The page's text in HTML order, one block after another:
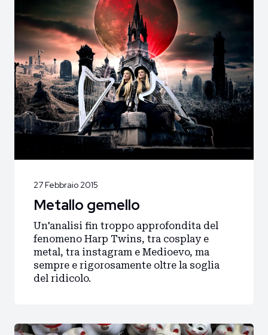
27 Febbraio 2015
Metallo gemello
Un'analisi fin troppo approfondita del
fenomeno Harp Twins, tra cosplay e
metal, tra instagram e Medioevo, ma
sempre e rigorosamente oltre la soglia
del ridicolo.